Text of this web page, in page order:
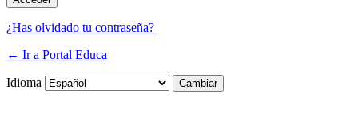
¿Has olvidado tu contraseña?
← Ir a Portal Educa
Idioma